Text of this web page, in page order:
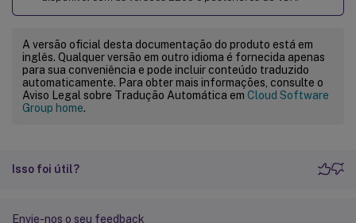
A versão oficial desta documentação do produto está em
inglês. Qualquer versão em outro idioma é fornecida apenas
para sua conveniência e pode incluir conteúdo traduzido
automaticamente. Para obter mais informações, consulte o
Aviso Legal sobre Tradução Automática em Cloud Software
Group home.
Isso foi útil?
Envie-nos o seu feedback